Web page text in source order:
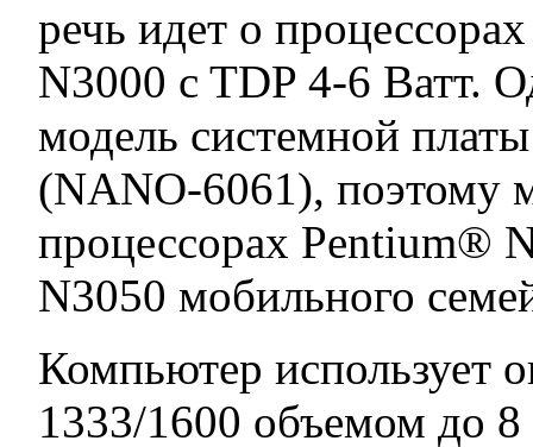
речь идет о
N3000 c TDP 4-6 Ватт.
модель системной
(NANO-6061), поэтому
процессорах Pentium®
N3050 мобильного
Компьютер использует
1333/1600 объемом до